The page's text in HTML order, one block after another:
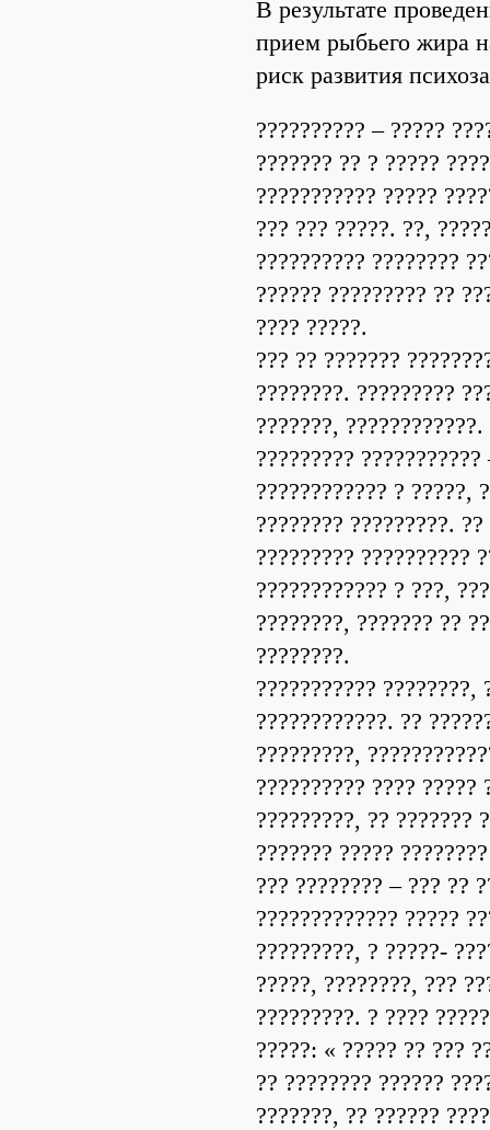
В результате
прием рыбьего жира
риск развития
?????????? – ?????
??????? ?? ? ?????
??????????? ?????
??? ??? ?????. ??,
?????????? ????????
?????? ????????? ??
???? ?????.
??? ?? ???????
????????. ?????????
???????,
????????? ???????????
???????????? ? ?????,
???????? ?????????.
????????? ??????????
???????????? ? ???,
????????, ??????? ??
????????.
??????????? ????????,
????????????. ??
?????????,
?????????? ???? ?????
?????????, ?? ???????
??????? ?????
??? ???????? – ??? ??
????????????? ?????
?????????, ? ?????-
?????, ????????, ???
?????????. ? ????
?????: « ????? ?? ???
?? ???????? ??????
???????, ?? ??????